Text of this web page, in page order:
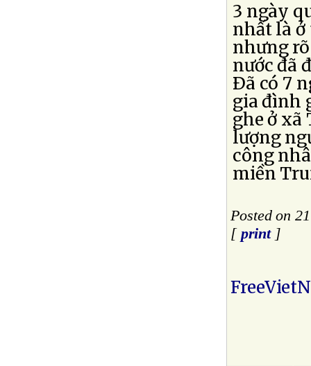
3 ngày
nhất là ở
nhưng
nước đã
Ðã có 7
gia đình
ghe ở xã
lượng
công
miền
Posted on
[ print]